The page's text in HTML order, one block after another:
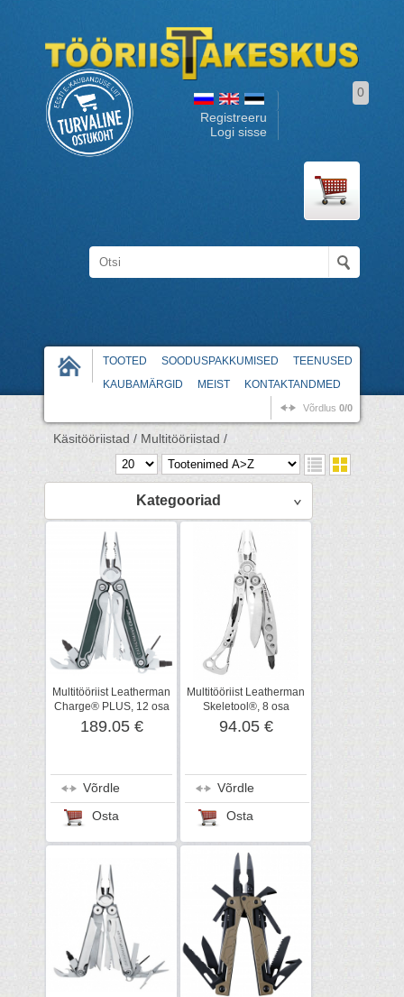
Registreeru
Logi sisse
0
TOOTED SOODUSPAKKUMISED
TEENUSED
KAUBAMÄRGID
MEIST KONTAKTANDMED
Võrdlus 0/0
Käsitööriistad / Multitööriistad /
Kategooriad
Multitööriist Leatherman
Charge® PLUS, 12 osa
189.05 €
Võrdle
Osta
Multitööriist Leatherman
Skeletool®, 8 osa
94.05 €
Võrdle
Osta